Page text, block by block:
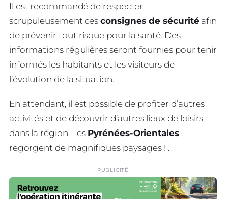
Il est recommandé de respecter
scrupuleusement ces consignes de sécurité afin
de prévenir tout risque pour la santé. Des
informations régulières seront fournies pour tenir
informés les habitants et les visiteurs de
l’évolution de la situation.
En attendant, il est possible de profiter d’autres
activités et de découvrir d’autres lieux de loisirs
dans la région. Les Pyrénées-Orientales
regorgent de magnifiques paysages ! .
PUBLICITÉ